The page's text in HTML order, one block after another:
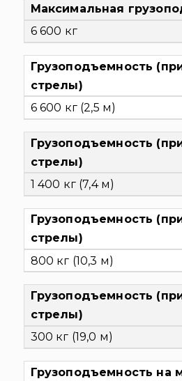
Максимальная
6 600 кг
Грузоподъемность
стрелы)
6 600 кг (2,5 м)
Грузоподъемность
стрелы)
1 400 кг (7,4 м)
Грузоподъемность
стрелы)
800 кг (10,3 м)
Грузоподъемность
стрелы)
300 кг (19,0 м)
Грузоподъемность на